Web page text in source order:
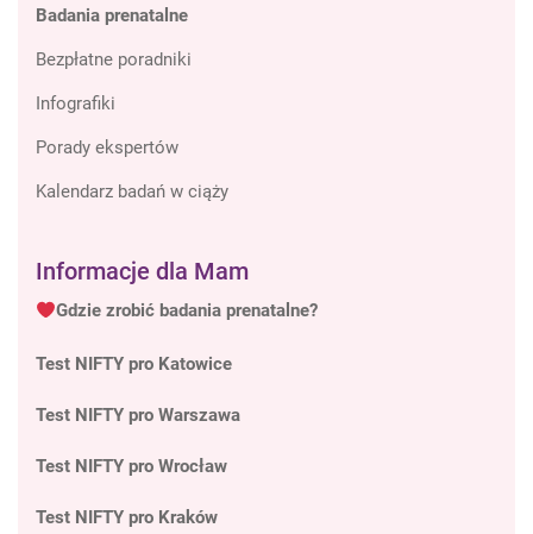
Badania prenatalne
Bezpłatne poradniki
Infografiki
Porady ekspertów
Kalendarz badań w ciąży
Informacje dla Mam
Gdzie zrobić badania prenatalne?
Test NIFTY pro Katowice
Test NIFTY pro Warszawa
Test NIFTY pro Wrocław
Test NIFTY pro Kraków